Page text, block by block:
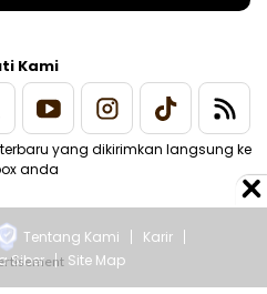
Kami
yang dikirimkan langsung ke
anda
Tentang Kami
Karir
Siber
Site Map